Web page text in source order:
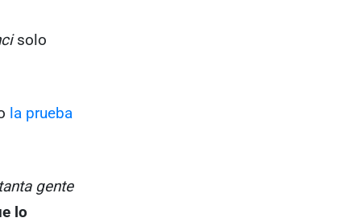
solo
la prueba
gente
lo